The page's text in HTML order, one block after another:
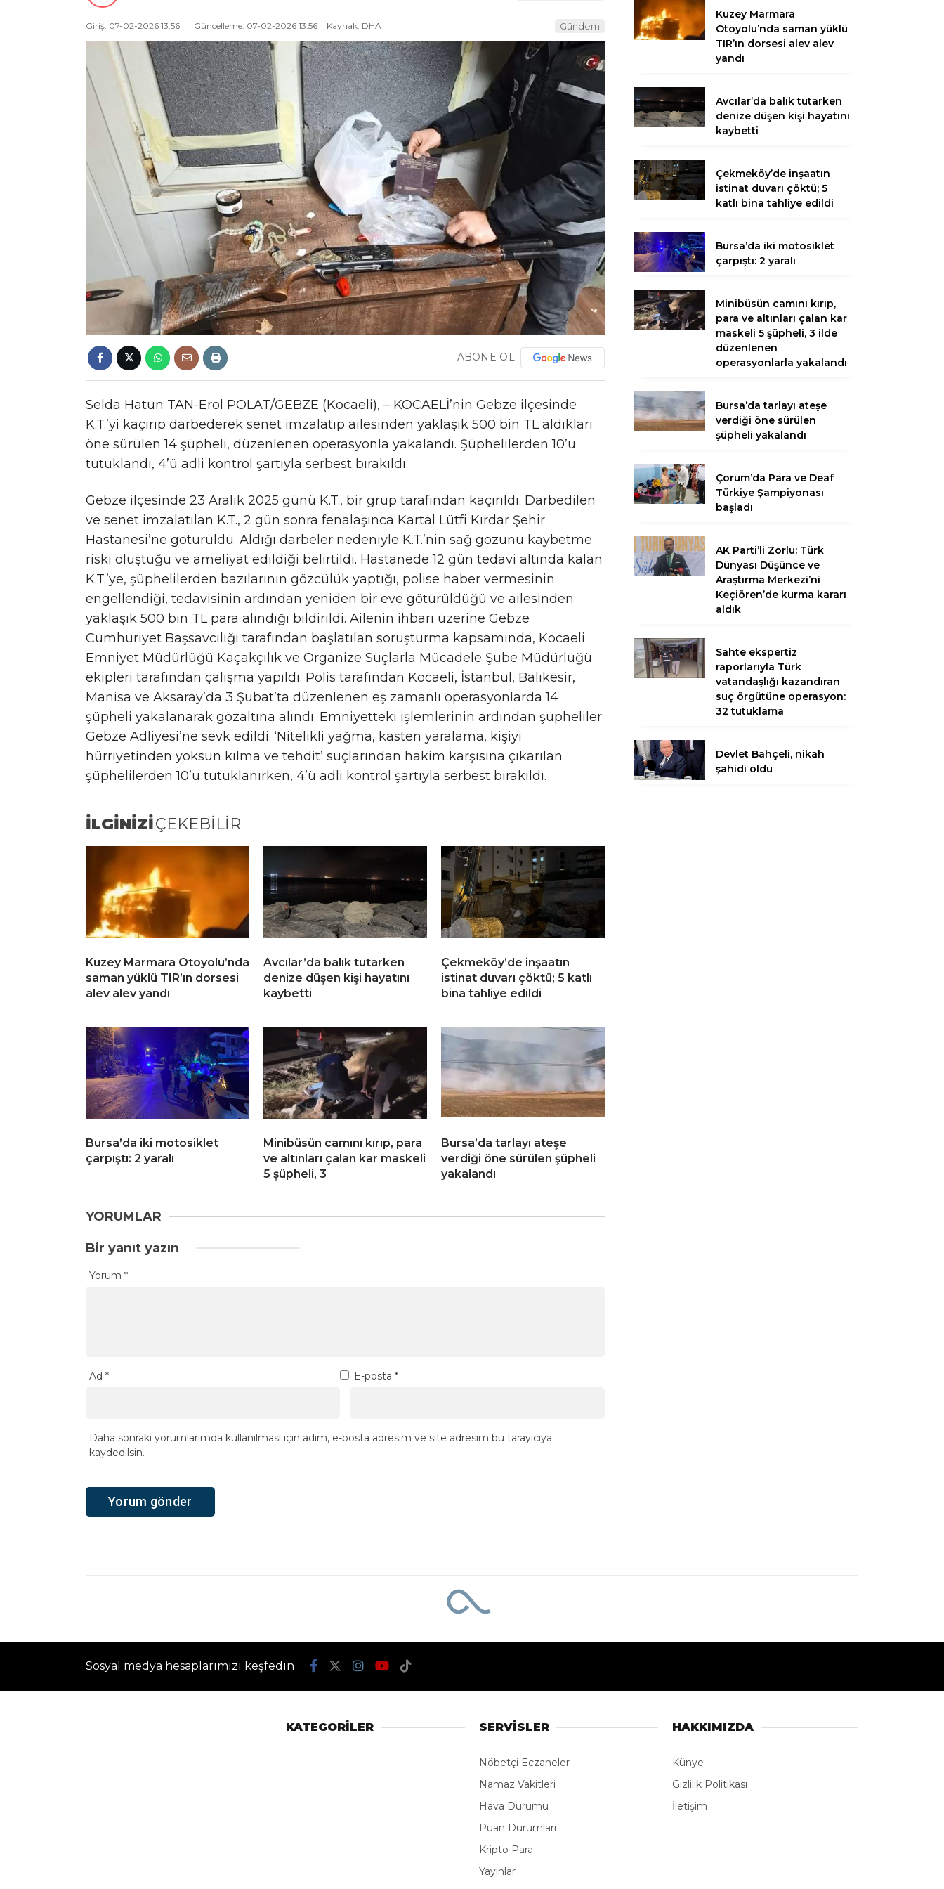
Giriş: 07-02-2026 13:56 Güncelleme: 07-02-2026 13:56 Kaynak: DHA Gündem
ABONE OL
Selda Hatun TAN-Erol POLAT/GEBZE (Kocaeli), – KOCAELİ’nin Gebze ilçesinde
K.T.’yi kaçırıp darbederek senet imzalatıp ailesinden yaklaşık 500 bin TL aldıkları
öne sürülen 14 şüpheli, düzenlenen operasyonla yakalandı. Şüphelilerden 10’u
tutuklandı, 4’ü adli kontrol şartıyla serbest bırakıldı.
Gebze ilçesinde 23 Aralık 2025 günü K.T., bir grup tarafından kaçırıldı. Darbedilen
ve senet imzalatılan K.T., 2 gün sonra fenalaşınca Kartal Lütfi Kırdar Şehir
Hastanesi’ne götürüldü. Aldığı darbeler nedeniyle K.T.’nin sağ gözünü kaybetme
riski oluştuğu ve ameliyat edildiği belirtildi. Hastanede 12 gün tedavi altında kalan
K.T.’ye, şüphelilerden bazılarının gözcülük yaptığı, polise haber vermesinin
engellendiği, tedavisinin ardından yeniden bir eve götürüldüğü ve ailesinden
yaklaşık 500 bin TL para alındığı bildirildi. Ailenin ihbarı üzerine Gebze
Cumhuriyet Başsavcılığı tarafından başlatılan soruşturma kapsamında, Kocaeli
Emniyet Müdürlüğü Kaçakçılık ve Organize Suçlarla Mücadele Şube Müdürlüğü
ekipleri tarafından çalışma yapıldı. Polis tarafından Kocaeli, İstanbul, Balıkesir,
Manisa ve Aksaray’da 3 Şubat’ta düzenlenen eş zamanlı operasyonlarda 14
şüpheli yakalanarak gözaltına alındı. Emniyetteki işlemlerinin ardından şüpheliler
Gebze Adliyesi’ne sevk edildi. ‘Nitelikli yağma, kasten yaralama, kişiyi
hürriyetinden yoksun kılma ve tehdit’ suçlarından hakim karşısına çıkarılan
şüphelilerden 10’u tutuklanırken, 4’ü adli kontrol şartıyla serbest bırakıldı.
İLGİNİZİÇEKEBİLİR
Kuzey Marmara Otoyolu’nda
saman yüklü TIR’ın dorsesi
alev alev yandı
Avcılar’da balık tutarken
denize düşen kişi hayatını
kaybetti
Çekmeköy’de inşaatın
istinat duvarı çöktü; 5 katlı
bina tahliye edildi
Bursa’da iki motosiklet
çarpıştı: 2 yaralı
Minibüsün camını kırıp, para
ve altınları çalan kar maskeli
5 şüpheli, 3
Bursa’da tarlayı ateşe
verdiği öne sürülen şüpheli
yakalandı
YORUMLAR
Bir yanıt yazın
Yorum *
Ad * E-posta *
Daha sonraki yorumlarımda kullanılması için adım, e-posta adresim ve site adresim bu tarayıcıya
kaydedilsin.
Kuzey Marmara
Otoyolu’nda saman yüklü
TIR’ın dorsesi alev alev
yandı
Avcılar’da balık tutarken
denize düşen kişi hayatını
kaybetti
Çekmeköy’de inşaatın
istinat duvarı çöktü; 5
katlı bina tahliye edildi
Bursa’da iki motosiklet
çarpıştı: 2 yaralı
Minibüsün camını kırıp,
para ve altınları çalan kar
maskeli 5 şüpheli, 3 ilde
düzenlenen
operasyonlarla yakalandı
Bursa’da tarlayı ateşe
verdiği öne sürülen
şüpheli yakalandı
Çorum’da Para ve Deaf
Türkiye Şampiyonası
başladı
AK Parti’li Zorlu: Türk
Dünyası Düşünce ve
Araştırma Merkezi’ni
Keçiören’de kurma kararı
aldık
Sahte ekspertiz
raporlarıyla Türk
vatandaşlığı kazandıran
suç örgütüne operasyon:
32 tutuklama
Devlet Bahçeli, nikah
şahidi oldu
Sosyal medya hesaplarımızı keşfedin
KATEGORİLER SERVİSLER
Nöbetçi Eczaneler
Namaz Vakitleri
Hava Durumu
Puan Durumları
Kripto Para
Yayınlar
HAKKIMIZDA
Künye
Gizlilik Politikası
İletişim